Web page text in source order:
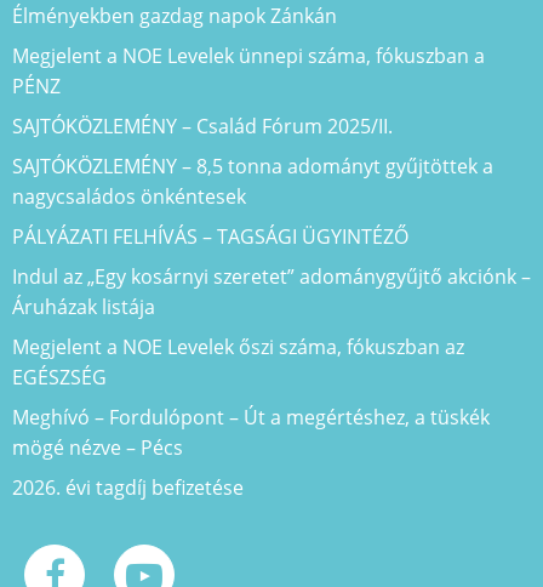
Élményekben gazdag napok Zánkán
Megjelent a NOE Levelek ünnepi száma, fókuszban a
PÉNZ
SAJTÓKÖZLEMÉNY – Család Fórum 2025/II.
SAJTÓKÖZLEMÉNY – 8,5 tonna adományt gyűjtöttek a
nagycsaládos önkéntesek
PÁLYÁZATI FELHÍVÁS – TAGSÁGI ÜGYINTÉZŐ
Indul az „Egy kosárnyi szeretet” adománygyűjtő akciónk –
Áruházak listája
Megjelent a NOE Levelek őszi száma, fókuszban az
EGÉSZSÉG
Meghívó – Fordulópont – Út a megértéshez, a tüskék
mögé nézve – Pécs
2026. évi tagdíj befizetése